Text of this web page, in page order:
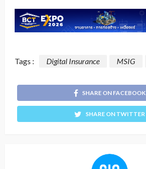
Tags : Digital Insurance MSIG
SHARE ON FACEBOOK
SHARE ON TWITTER